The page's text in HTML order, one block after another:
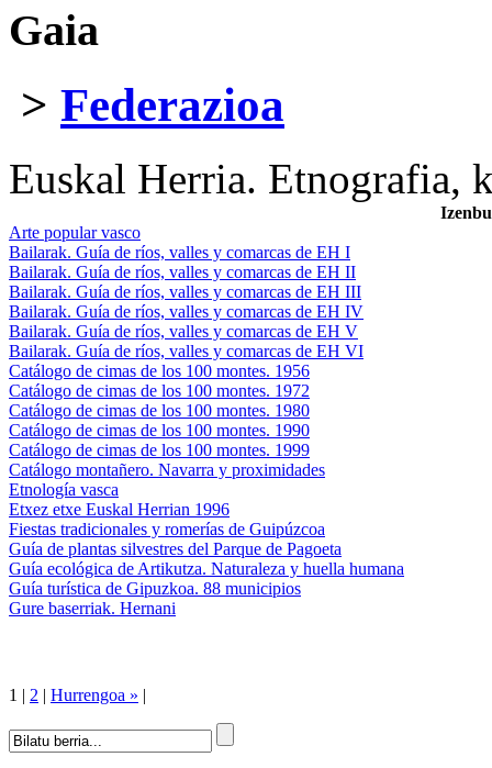
Gaia
> Federazioa
Euskal Herria. Etnografia,
Arte popular vasco
Bailarak. Guía de ríos, valles y comarcas de EH I
Bailarak. Guía de ríos, valles y comarcas de EH II
Bailarak. Guía de ríos, valles y comarcas de EH III
Bailarak. Guía de ríos, valles y comarcas de EH IV
Bailarak. Guía de ríos, valles y comarcas de EH V
Bailarak. Guía de ríos, valles y comarcas de EH VI
Catálogo de cimas de los 100 montes. 1956
Catálogo de cimas de los 100 montes. 1972
Catálogo de cimas de los 100 montes. 1980
Catálogo de cimas de los 100 montes. 1990
Catálogo de cimas de los 100 montes. 1999
Catálogo montañero. Navarra y proximidades
Etnología vasca
Etxez etxe Euskal Herrian 1996
Fiestas tradicionales y romerías de Guipúzcoa
Guía de plantas silvestres del Parque de Pagoeta
Guía ecológica de Artikutza. Naturaleza y huella humana
Guía turística de Gipuzkoa. 88 municipios
Gure baserriak. Hernani
1 | 2 | Hurrengoa » |